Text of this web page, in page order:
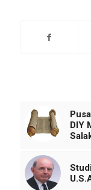
DIY